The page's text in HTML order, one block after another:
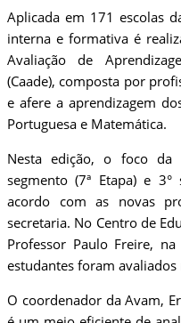
Aplicada em 171 escolas
interna e formativa é
Avaliação de
(Caade), composta por
e afere a aprendizagem
Portuguesa e Matemática.
Nesta edição, o foco da
segmento (7ª Etapa) e 3°
acordo com as novas
secretaria. No Centro de
Professor Paulo Freire,
estudantes foram
O coordenador da Avam,